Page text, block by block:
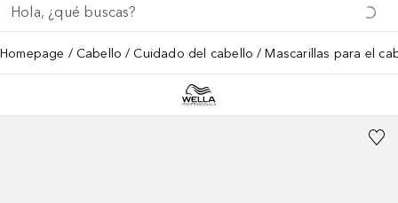
Homepage Cabello Cuidado del cabello Mascarillas para el